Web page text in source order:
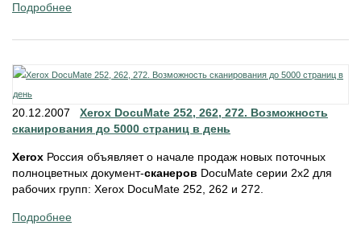
Подробнее
20.12.2007 Xerox DocuMate 252, 262, 272. Возможность
сканирования до 5000 страниц в день
Xerox Россия объявляет о начале продаж новых поточных
полноцветных документ-сканеров DocuMate серии 2х2 для
рабочих групп: Xerox DocuMate 252, 262 и 272.
Подробнее